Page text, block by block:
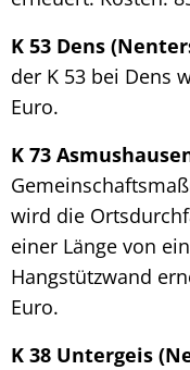
K 53 Dens
der K 53 bei Dens
Euro.
K 73
wird die
einer Länge von
Hangstützwand
Euro.
K 38 Untergeis